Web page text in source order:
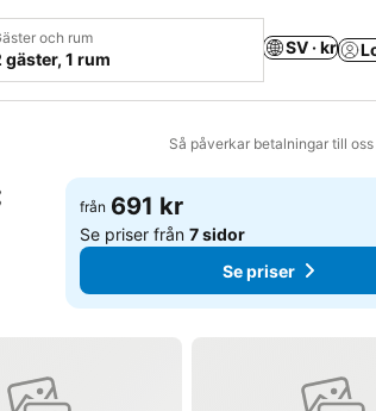
och rum
gäster, 1 rum
SV · kr
Så påverkar betalningar till
Lägg till i Mina Favoriter
från 691 kr
Se priser från7 sidor
Se priser